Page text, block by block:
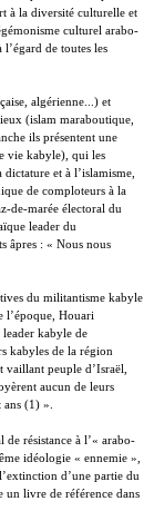
à la diversité culturelle et
culturel arabo-
de toutes les
algérienne...) et
(islam maraboutique,
ils présentent une
vie kabyle), qui les
et à l’islamisme,
de comploteurs à la
de-marée électoral du
leader du
âpres : « Nous nous
du militantisme kabyle
l’époque, Houari
kabyle de
kabyles de la région
peuple d’Israël,
aucun de leurs
(1) ».
résistance à l’« arabo-
idéologie « ennemie »,
d’une partie du
un livre de référence dans